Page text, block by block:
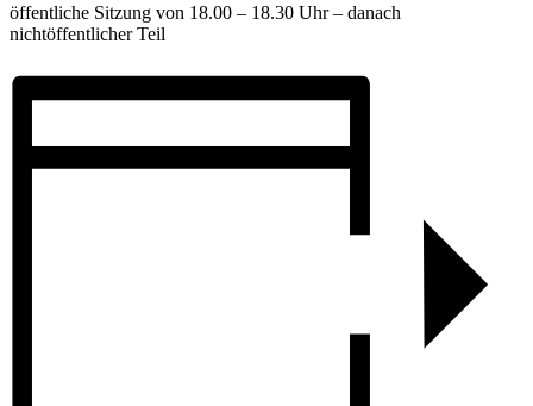
öffentliche Sitzung von 18.00 – 18.30 Uhr – danach
nichtöffentlicher Teil